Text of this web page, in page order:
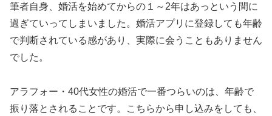
筆者自身、婚活を始めてからの１～2年はあっという間に
過ぎていってしまいました。婚活アプリに登録しても年齢
で判断されている感があり、実際に会うこともありません
でした。
アラフォー・40代女性の婚活で一番つらいのは、年齢で
振り落とされることです。こちらから申し込みをしても、